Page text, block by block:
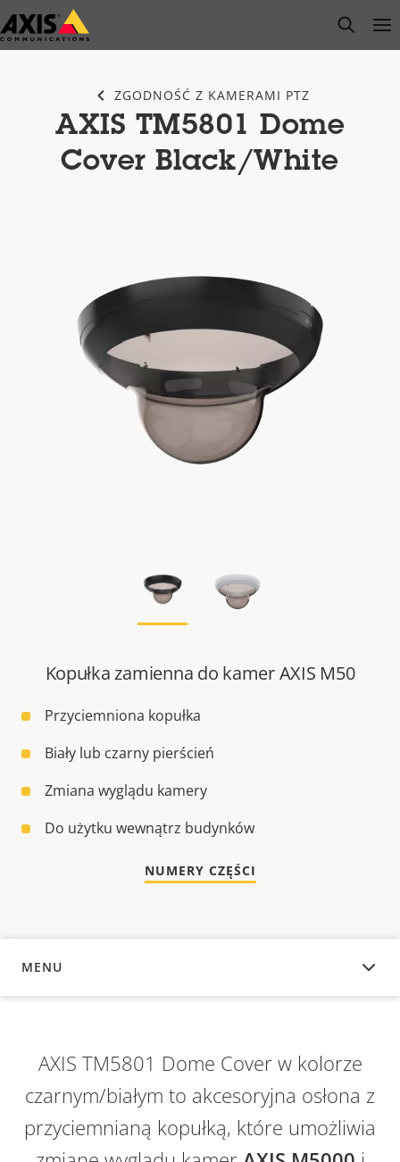
Przejdź
do
open
ZGODNOŚĆ Z KAMERAMI PTZ
AXIS TM5801 Dome
Cover Black/White
Kopułka zamienna do kamer AXIS M50
Przyciemniona kopułka
Biały lub czarny pierścień
Zmiana wyglądu kamery
Do użytku wewnątrz budynków
NUMERY CZĘŚCI
MENU
INFORMACJE OGÓLNE
AXIS TM5801 Dome Cover w kolorze
czarnym/białym to akcesoryjna osłona z
przyciemnianą kopułką, które umożliwia